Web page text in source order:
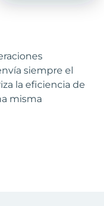
siempre el
la eficiencia de
misma